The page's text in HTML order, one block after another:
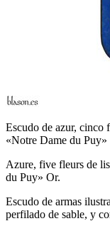
Escudo de azur, cinco
«Notre Dame du Puy»
Azure, five fleurs de
du Puy» Or.
Escudo de armas
perfilado de sable, y